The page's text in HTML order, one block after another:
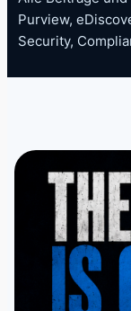
Purview,
Security,